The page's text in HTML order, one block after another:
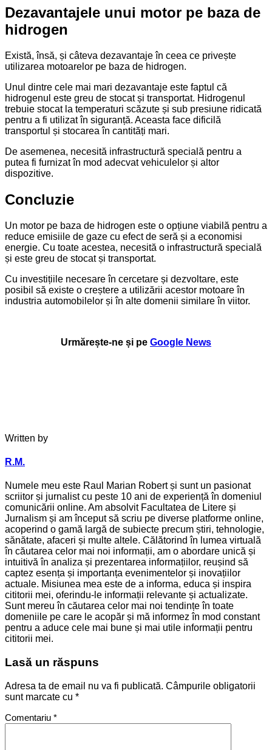
Dezavantajele unui motor pe baza de
hidrogen
Există, însă, și câteva dezavantaje în ceea ce privește
utilizarea motoarelor pe baza de hidrogen.
Unul dintre cele mai mari dezavantaje este faptul că
hidrogenul este greu de stocat și transportat. Hidrogenul
trebuie stocat la temperaturi scăzute și sub presiune ridicată
pentru a fi utilizat în siguranță. Aceasta face dificilă
transportul și stocarea în cantități mari.
De asemenea, necesită infrastructură specială pentru a
putea fi furnizat în mod adecvat vehiculelor și altor
dispozitive.
Concluzie
Un motor pe baza de hidrogen este o opțiune viabilă pentru a
reduce emisiile de gaze cu efect de seră și a economisi
energie. Cu toate acestea, necesită o infrastructură specială
și este greu de stocat și transportat.
Cu investițiile necesare în cercetare și dezvoltare, este
posibil să existe o creștere a utilizării acestor motoare în
industria automobilelor și în alte domenii similare în viitor.
Urmărește-ne și pe Google News
Written by
R.M.
Numele meu este Raul Marian Robert și sunt un pasionat
scriitor și jurnalist cu peste 10 ani de experiență în domeniul
comunicării online. Am absolvit Facultatea de Litere și
Jurnalism și am început să scriu pe diverse platforme online,
acoperind o gamă largă de subiecte precum știri, tehnologie,
sănătate, afaceri și multe altele. Călătorind în lumea virtuală
în căutarea celor mai noi informații, am o abordare unică și
intuitivă în analiza și prezentarea informațiilor, reușind să
captez esența și importanța evenimentelor și inovațiilor
actuale. Misiunea mea este de a informa, educa și inspira
cititorii mei, oferindu-le informații relevante și actualizate.
Sunt mereu în căutarea celor mai noi tendințe în toate
domeniile pe care le acopăr și mă informez în mod constant
pentru a aduce cele mai bune și mai utile informații pentru
cititorii mei.
Lasă un răspuns
Adresa ta de email nu va fi publicată. Câmpurile obligatorii
sunt marcate cu *
Comentariu *